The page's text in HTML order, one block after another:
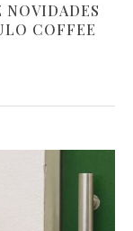
NOVIDADES
COFFEE